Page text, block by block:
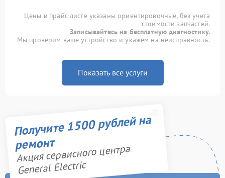
Цены в прайс-листе указаны ориентировочные, без учета
стоимости запчастей.
Записывайтесь на бесплатную диагностику.
Мы проверим ваше устройство и укажем на неисправность.
Показать все услуги
Получите 1500 рублей на
ремонт
Акция сервисного центра
General Electric